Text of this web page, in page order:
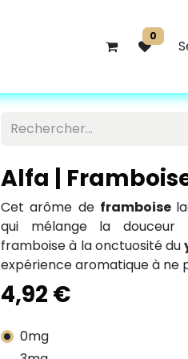
0
Alfa |
Cet arôme de framboise
qui mélange la
framboise à la onctuosité du
expérience aromatique à ne
4,92 €
0mg